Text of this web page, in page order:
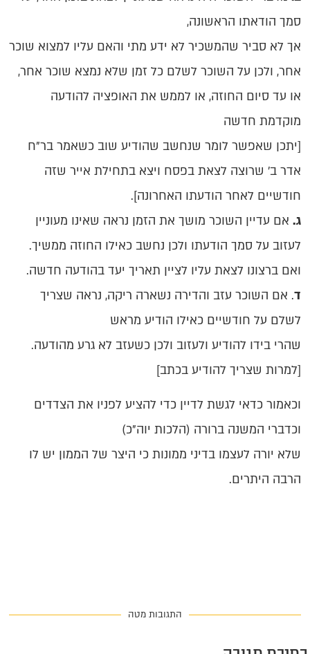
סמך הודאתו הראשונה,
אך לא סביר שהמשכיר לא ידע מתי והאם עליו למצוא שוכר
אחר, ולכן על השוכר לשלם כל זמן שלא נמצא שוכר אחר,
או עד סיום החוזה, או לממש את האופציה להודעה
מוקדמת חדשה
[יתכן שאפשר לומר שנחשב שהודיע שוב כשאמר בר"ח
אדר ב' שרוצה לצאת בפסח ויצא בתחילת אייר שזה
חודשיים לאחר הודעתו האחרונה].
ג. אם עדיין השוכר מושך את הזמן נראה שאינו מעוניין
לעזוב על סמך הודעתו ולכן נחשב כאילו החוזה ממשיך.
ואם ברצונו לצאת עליו לציין תאריך יעד בהודעה חדשה.
ד. אם השוכר עזב והדירה נשארה ריקה, נראה שצריך
לשלם על חודשיים כאילו הודיע מראש
שהרי בידו להודיע ולעזוב ולכן כשעזב לא גרע מהודעה.
[למרות שצריך להודיע בכתב]
וכאמור כדאי לגשת לדיין כדי להציע לפניו את הצדדים
וכדברי המשנה ברורה (הלכות יוה"כ)
שלא יורה לעצמו בדיני ממונות כי היצר של הממון יש לו
הרבה היתרים.
התגובות מטה